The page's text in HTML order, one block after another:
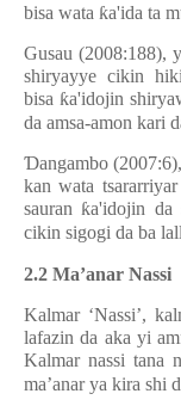
bisa wata ƙa'ida ta
Gusau (2008:188),
shiryayye cikin
bisa ƙa'idojin
da amsa-amon kari
Ɗangambo
kan wata tsararriyar
sauran ƙa'idojin da
cikin sigogi da ba
2.2 Ma’anar Nassi
Kalmar ‘Nassi’,
lafazin da aka yi
Kalmar nassi tana
ma’anar ya kira shi